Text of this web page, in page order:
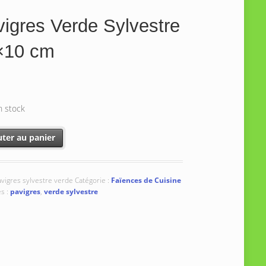
Verde Sylvestre
cm
stock
de Pavigres Verde Sylvestre 10x10 cm
au panier
sylvestre verde Catégorie : Faïences de Cuisine
: pavigres, verde sylvestre